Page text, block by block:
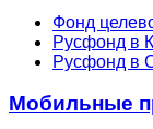
Фонд
Русфонд в
Русфонд в
Мобильные